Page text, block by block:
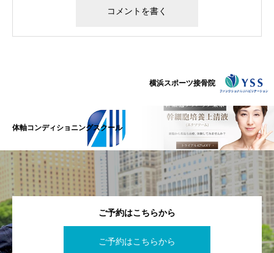
横浜スポーツ接骨院
体軸コンディショニングスクール
ご予約はこちらから
ご予約はこちらから